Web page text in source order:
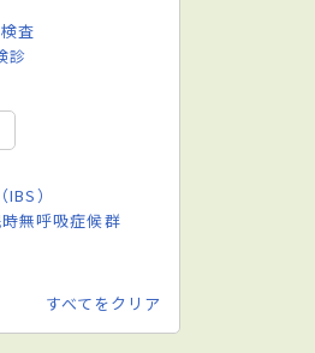
査
診
）
無呼吸症候群
すべてをクリア